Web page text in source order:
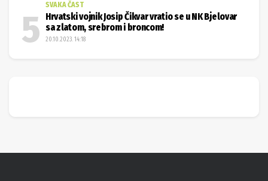
SVAKA ČAST
Hrvatski vojnik Josip Čikvar vratio se u NK Bjelovar
sa zlatom, srebrom i broncom!
20.10.2023. 14:18